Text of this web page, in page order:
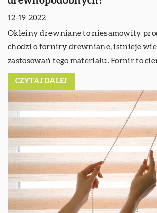
12-19-2022
Okleiny drewniane to niesamowity
chodzi o forniry drewniane, istnieje
zastosowań tego materiału. Fornir to
CZYTAJ DALEJ